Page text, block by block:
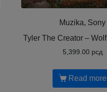
Muzika, Sony
Tyler The Creator ‎–
5,399.00 рсд
Read more